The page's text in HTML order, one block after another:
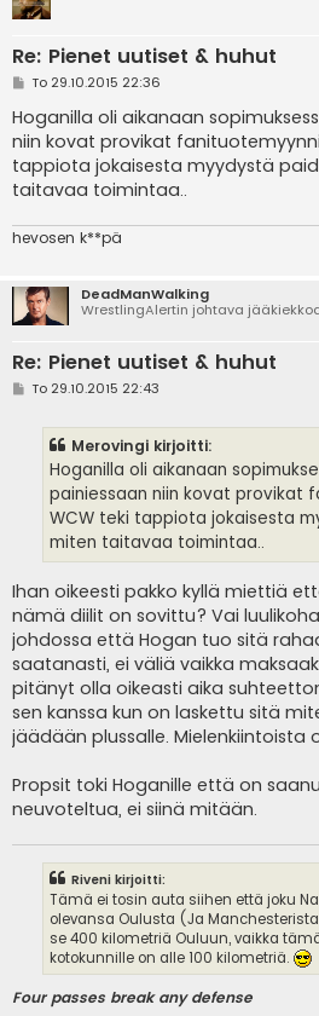
Re: Pienet uutiset & huhut
V
e
s
t
i
To 29.10.2015 22:36
Hoganilla oli aikanaan
niin kovat provikat
tappiota jokaisesta myydystä
taitavaa toimintaa..
hevosen k**pä
DeadManWalking
WrestlingAlertin johtava
Re: Pienet uutiset & huhut
VTo 29.10.2015 22:43
Merovingi kirjoitti:
Hoganilla oli aikanaan
painiessaan niin kovat provikat
WCW teki tappiota jokaisesta
miten taitavaa toimintaa..
Ihan oikeesti pakko kyllä miettiä
nämä diilit on sovittu? Vai
johdossa että Hogan tuo sitä
saatanasti, ei väliä vaikka
pitänyt olla oikeasti aika
sen kanssa kun on laskettu sitä
jäädään plussalle. Mielenkiintoista
Propsit toki Hoganille että on
neuvoteltua, ei siinä mitään.
Riveni kirjoitti:
Tämä ei tosin auta siihen että joku
olevansa Oulusta (Ja
se 400 kilometriä Ouluun, vaikka
kotokunnille on alle 100 kilometriä.
Four passes break any defense